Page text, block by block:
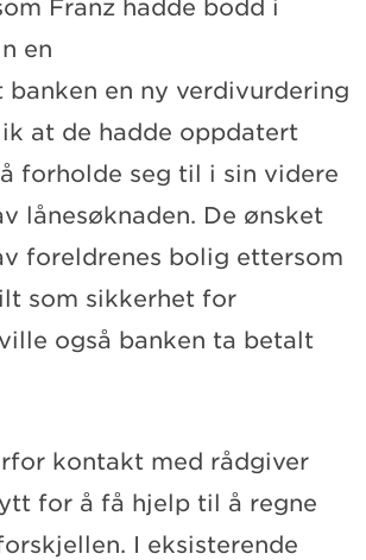
Franz hadde bodd i
en
banken en ny verdivurdering
at de hadde oppdatert
forholde seg til i sin videre
lånesøknaden. De ønsket
foreldrenes bolig ettersom
som sikkerhet for
også banken ta betalt
kontakt med rådgiver
for å få hjelp til å regne
I eksisterende